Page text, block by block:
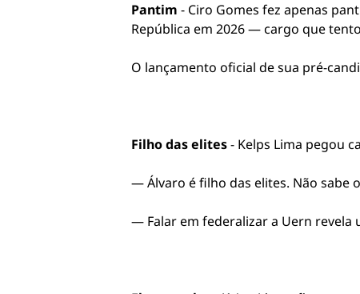
Pantim - Ciro Gomes fez apenas
República em 2026 — cargo que
O lançamento oficial de sua pré-
Filho das elites- Kelps Lima pegou
— Álvaro é filho das elites. Não sabe
— Falar em federalizar a Uern revela